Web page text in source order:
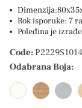
Rok isporuke: 7
Poleđina je
Code:
Odabrana Boja: